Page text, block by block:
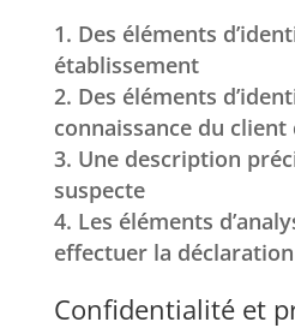
Des éléments
établissement
Des éléments
connaissance du client
Une description
suspecte
Les éléments
effectuer la déclaration
Confidentialité et